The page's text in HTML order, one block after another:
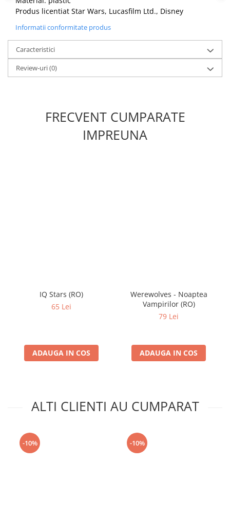
Produs licentiat Star Wars, Lucasfilm Ltd., Disney
Informatii conformitate produs
Caracteristici
Review-uri(0)
FRECVENT CUMPARATE
IMPREUNA
IQ Stars (RO)
65 Lei
ADAUGA IN COS
Werewolves - Noaptea
Vampirilor (RO)
79 Lei
ADAUGA IN COS
ALTI CLIENTI AU CUMPARAT
-10% -10%